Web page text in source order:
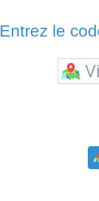
Entrez le